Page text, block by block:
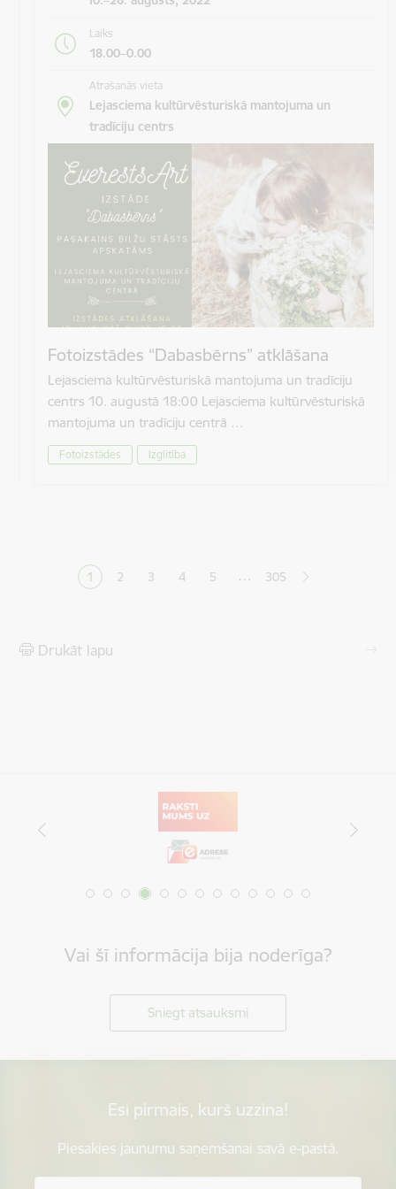
Laiks
18.00–0.00
Atrašanās vieta
Lejasciema kultūrvēsturiskā mantojuma un
tradīciju centrs
Fotoizstādes “Dabasbērns” atklāšana
Lejasciema kultūrvēsturiskā mantojuma un tradīciju
centrs 10. augustā 18:00 Lejasciema kultūrvēsturiskā
mantojuma un tradīciju centrā …
Fotoizstādes Izglītība
Pašreizējā lapa
1 Lapa
2 Lapa
3 Lapa
4 Lapa
5 … 305
Drukāt lapu
Vai šī informācija bija noderīga?
Sniegt atsauksmi
Esi pirmais, kurš uzzina!
Piesakies jaunumu saņemšanai savā e-pastā.